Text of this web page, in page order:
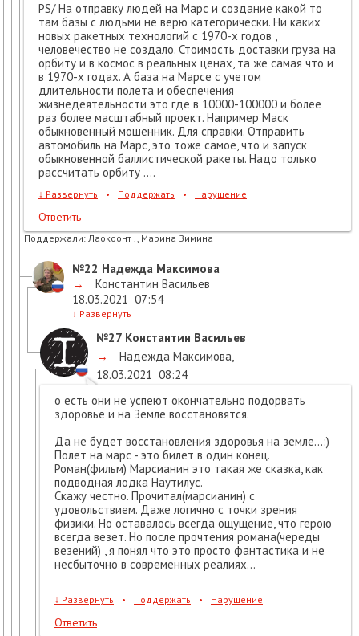
PS/ На отправку людей на Марс и создание какой то
там базы с людьми не верю категорически. Ни каких
новых ракетных технологий с 1970-х годов ,
человечество не создало. Стоимость доставки груза на
орбиту и в космос в реальных ценах, та же самая что и
в 1970-х годах. А база на Марсе с учетом
длительности полета и обеспечения
жизнедеятельности это где в 10000-100000 и более
раз более масштабный проект. Например Маск
обыкновенный мошенник. Для справки. Отправить
автомобиль на Марс, это тоже самое, что и запуск
обыкновенной баллистической ракеты. Надо только
рассчитать орбиту ....
↓ Развернуть • Поддержать • Нарушение
Ответить
Поддержали: Лаокоонт ., Марина Зимина
№22 Надежда Максимова
→
Константин Васильев
18.03.2021 07:54
↓ Развернуть
№27 Константин Васильев
→
Надежда Максимова,
18.03.2021 08:24
о есть они не успеют окончательно подорвать
здоровье и на Земле восстановятся.
Да не будет восстановления здоровья на земле...:)
Полет на марс - это билет в один конец.
Роман(фильм) Марсианин это такая же сказка, как
подводная лодка Наутилус.
Скажу честно. Прочитал(марсианин) с
удовольствием. Даже логично с точки зрения
физики. Но оставалось всегда ощущение, что герою
всегда везет. Но после прочтения романа(череды
везений) , я понял что это просто фантастика и не
несбыточно в современных реалиях...
↓ Развернуть • Поддержать • Нарушение
Ответить